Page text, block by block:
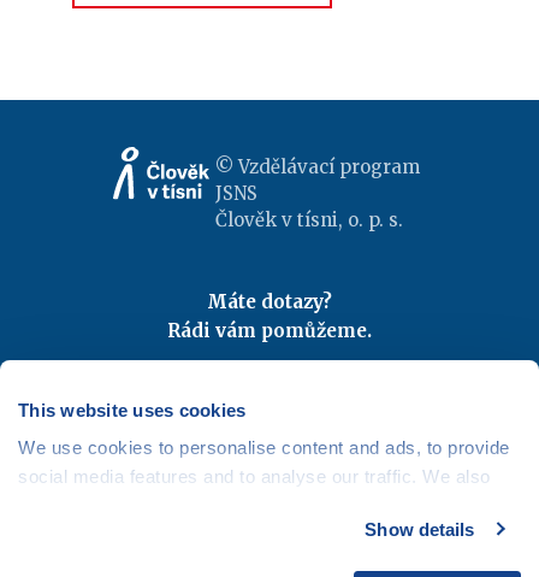
This website uses cookies
We use cookies to personalise content and ads, to provide
social media features and to analyse our traffic. We also
media, advertising and analytics partners who may
Show details
© Vzdělávací program
JSNS
Člověk v tísni, o. p. s.
Máte dotazy?
Rádi vám pomůžeme.
Odebírejte newslettery
Mapa webu |Kariéra
Osobní údaje|Cookies